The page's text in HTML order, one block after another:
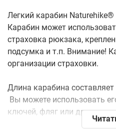
Легкий карабин
Карабин может
страховка рюкзака,
подсумка и т.п. Внимание!
организации страховки.
Длина карабина составляет
Вы можете использовать
ключей, фляг или других
рюкзаку, поясу или